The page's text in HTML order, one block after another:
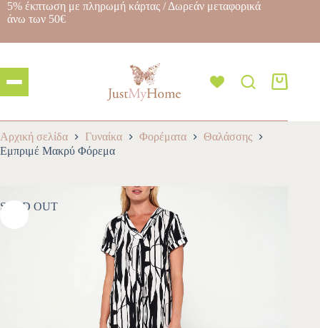
5% έκπτωση με πληρωμή κάρτας / Δωρεάν μεταφορικά
άνω των 50€
Αρχική σελίδα Γυναίκα Φορέματα
Θαλάσσης
Εμπριμέ Μακρύ Φόρεμα
SOLD OUT